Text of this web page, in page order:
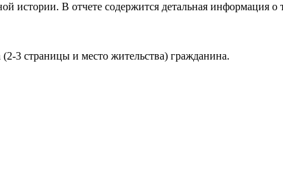
В отчете содержится детальная информация о
3 страницы и место жительства) гражданина.